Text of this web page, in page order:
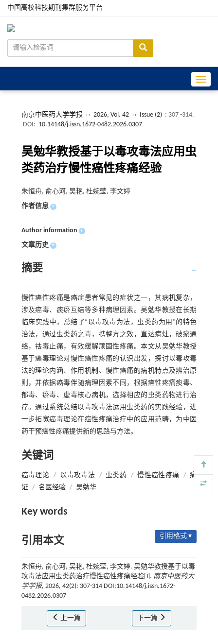
中国高校科技期刊集群服务平台
南京中医药大学学报 ›› 2026, Vol. 42 ›› Issue (2) : 307 -314.
DOI: 10.14148/j.issn.1672-0482.2026.0307
吴勉华教授基于以毒攻毒法应用虫
类药治疗慢性癌性疼痛经验
朱恒舟, 俞心河, 吴艳, 杜婉莹, 李文婷
作者信息 +
Author information +
文章历史 +
摘要
慢性癌性疼痛是癌症患者常见的症状之一，其病机复杂，
涉及癌毒、痰瘀互结等多种病理因素。吴勉华教授在长期
临床实践中，总结了“以毒攻毒为法，虫类药为用”的特色
治法，通过虫类药之毒，携整方之效，直达病灶，破瘀通
络，祛毒止痛，有效缓解顽固性疼痛。本文从吴勉华教授
基于癌毒理论对慢性癌性疼痛的认识出发，探讨以毒攻毒
法的理论内涵、作用机制、慢性癌痛的病机特点及辨治原
则，并依据癌毒伴随病理因素不同，根据癌性疼痛痰毒、
郁毒、瘀毒、虚毒核心病机，选择相应的虫类药物进行治
疗。通过系统总结以毒攻毒法运用虫类药的实践经验，进
一步拓宽癌毒理论在癌性疼痛治疗中的应用范畴，为中医
药干预癌性疼痛提供新的思路与方法。
关键词
癌毒理论 / 以毒攻毒法 / 虫类药 / 慢性癌性疼痛 / 痛
证 / 名医经验 / 吴勉华
Key words
引用本文 引用格式 ▾
朱恒舟, 俞心河, 吴艳, 杜婉莹, 李文婷. 吴勉华教授基于以毒
攻毒法应用虫类药治疗慢性癌性疼痛经验[J]. 南京中医药大
学学报, 2026, 42(2): 307-314 DOI:10.14148/j.issn.1672-
0482.2026.0307
上一篇 下一篇